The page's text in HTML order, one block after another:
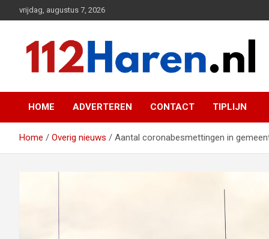
naar
vrijdag, augustus 7, 2026
112 Haren.nl
HOME ADVERTEREN CONTACT TIPLIJN
Home Overig nieuws Aantal coronabesmettingen in